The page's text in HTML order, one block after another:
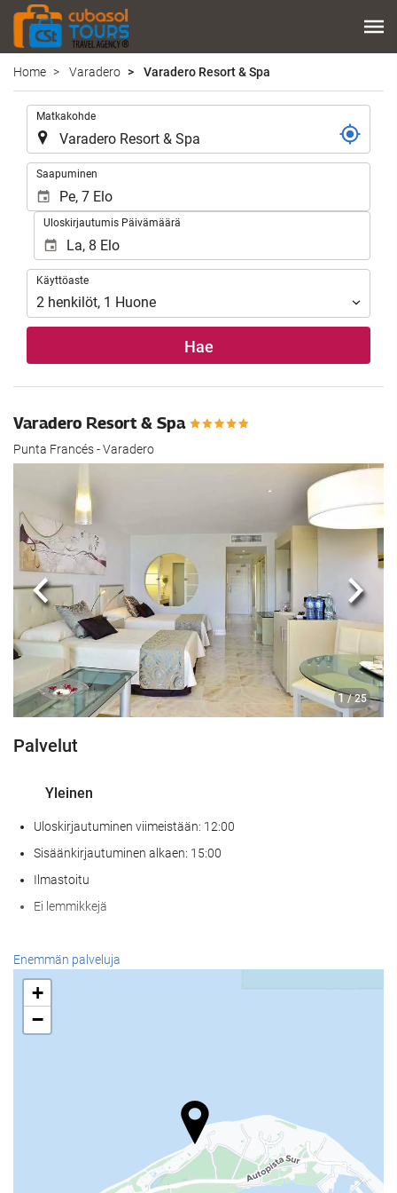
Home Varadero Varadero Resort & Spa
Matkakohde
Saapuminen
Uloskirjautumis Päivämäärä
Käyttöaste
Käyttöaste
2 henkilöt, 1 Huone
Hae
Varadero Resort & Spa
Punta Francés - Varadero
1 / 25
Edellinen
Palvelut
Yleinen
Uloskirjautuminen viimeistään: 12:00
Sisäänkirjautuminen alkaen: 15:00
Ilmastoitu
Ei lemmikkejä
Wellness
Allasbaari
Aurinkotuolit
Enemmän palveluja
+
−